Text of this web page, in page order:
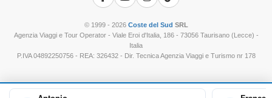
Facebook
YouTubeInstagram
TikTok
© 1999 - 2026 Coste del Sud SRL
Agenzia Viaggi e Tour Operator - Viale Eroi d'Italia, 186 - 73056 Taurisano (Lecce) -
Italia
P.IVA 04892250756 - REA: 326432 - Dir. Tecnica Agenzia Viaggi e Turismo nr 178